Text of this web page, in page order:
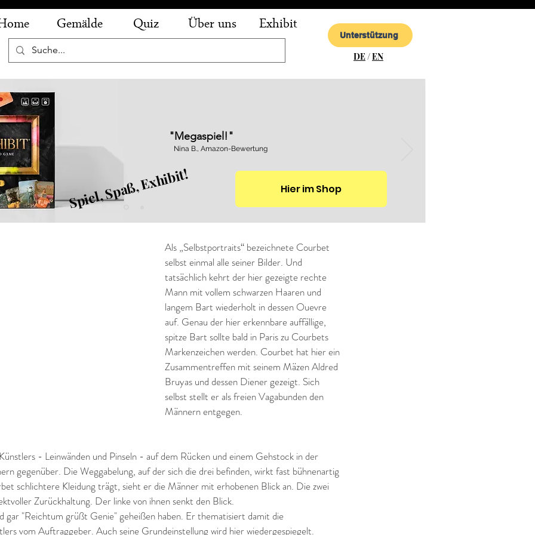
Gemälde Quiz Über uns Exhibit
DE/EN
Unterstützung
Die Begegnung
Als „Selbstportraits“ bezeichnete Courbet
selbst einmal alle seiner Bilder. Und
tatsächlich kehrt der hier gezeigte rechte
Mann mit vollem schwarzen Haaren und
langem Bart wiederholt in dessen Ouevre
auf. Genau der hier erkennbare auffällige,
spitze Bart sollte bald in Paris zu Courbets
Markenzeichen werden. Courbet hat hier ein
Zusammentreffen mit seinem Mäzen Aldred
Bruyas und dessen Diener gezeigt. Sich
selbst stellt er als freien Vagabunden den
Männern entgegen.
- Leinwänden und Pinseln - auf dem Rücken und einem Gehstock in der
gegenüber. Die Weggabelung, auf der sich die drei befinden, wirkt fast bühnenartig
schlichtere Kleidung trägt, sieht er die Männer mit erhobenen Blick an. Die zwei
Zurückhaltung. Der linke von ihnen senkt den Blick.
gar "Reichtum grüßt Genie" geheißen haben. Er thematisiert damit die
vom Auftraggeber. Auch seine Grundeinstellung wird hier wiedergespiegelt.
"Megaspiel!"
Nina B., Amazon-Bewertung
Spiel, Spaß, Exhibit! Hier im Shop